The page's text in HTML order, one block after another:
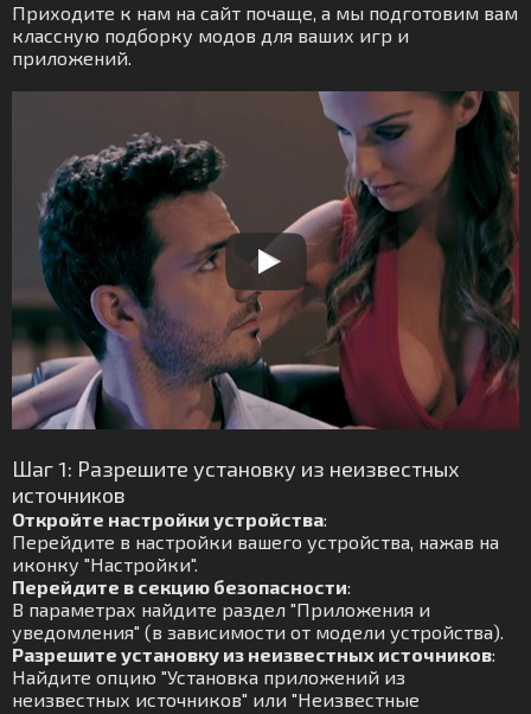
Приходите к нам на сайт почаще, а мы подготовим вам
классную подборку модов для ваших игр и
приложений.
Шаг 1: Разрешите установку из неизвестных
источников
Откройте настройки устройства:
Перейдите в настройки вашего устройства, нажав на
иконку "Настройки".
Перейдите в секцию безопасности:
В параметрах найдите раздел "Приложения и
уведомления" (в зависимости от модели устройства).
Разрешите установку из неизвестных источников:
Найдите опцию "Установка приложений из
неизвестных источников" или "Неизвестные